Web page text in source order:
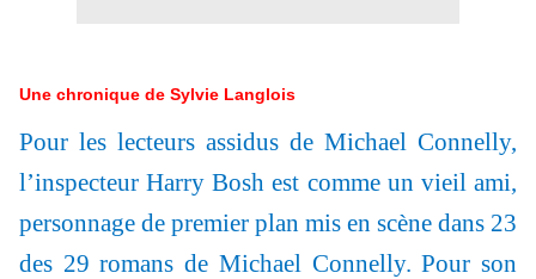
Une chronique de Sylvie Langlois
Pour les lecteurs assidus de Michael Connelly,
l’inspecteur Harry Bosh est comme un vieil ami,
personnage de premier plan mis en scène dans 23
des 29 romans de Michael Connelly. Pour son